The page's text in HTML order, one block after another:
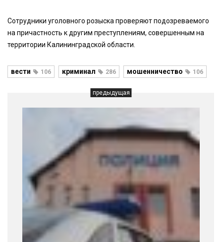
Сотрудники уголовного розыска проверяют подозреваемого
на причастность к другим преступлениям, совершенным на
территории Калининградской области.
вести 106 криминал 286 мошенничество 106
предыдущая